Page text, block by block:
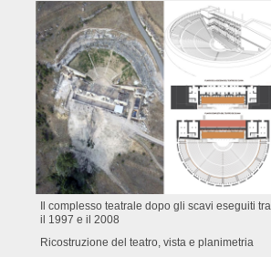
Il complesso teatrale dopo gli scavi eseguiti tra
il 1997 e il 2008
Ricostruzione del teatro, vista e planimetria